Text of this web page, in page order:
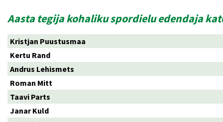
Aasta tegija kohaliku spordielu edendaja
Kristjan Puustusmaa
Kertu Rand
Andrus Lehismets
Roman Mitt
Taavi Parts
Janar Kuld